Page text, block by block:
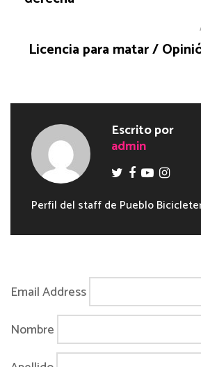
Licencia para matar /
Escrito por
admin
Perfil del staff de Pueblo
Email Address
Nombre